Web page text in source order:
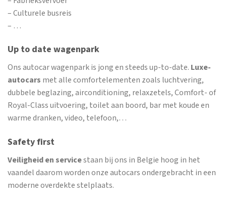
– Culturele busreis
– …
Up to date wagenpark
Ons autocar wagenpark is jong en steeds up-to-date. Luxe-
autocars met alle comfortelementen zoals luchtvering,
dubbele beglazing, airconditioning, relaxzetels, Comfort- of
Royal-Class uitvoering, toilet aan boord, bar met koude en
warme dranken, video, telefoon,…
Safety first
Veiligheid en servicestaan bij ons in Belgie hoog in het
vaandel daarom worden onze autocars ondergebracht in een
moderne overdekte stelplaats.